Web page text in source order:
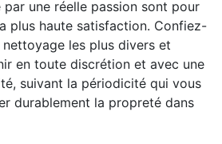
une réelle passion sont pour
plus haute satisfaction. Confiez-
les plus divers et
en toute discrétion et avec une
suivant la périodicité qui vous
durablement la propreté dans